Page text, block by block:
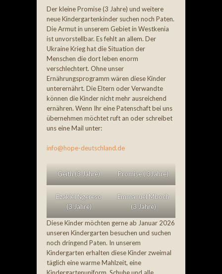
Der kleine Promise (3 Jahre) und weitere
neue Kindergartenkinder suchen noch Paten.
Die Armut in unserem Gebiet in Westkenia
ist unvorstellbar. Es fehlt an allem. Der
Ukraine Krieg hat die Situation der
Menschen die dort leben enorm
verschlechtert. Ohne unser
Ernährungsprogramm wären diese Kinder
unterernährt. Die Eltern oder Verwandte
können die Kinder nicht mehr ausreichend
ernähren. Wenn Ihr eine Patenschaft bei uns
übernehmen möchtet ruft an oder schreibet
uns eine Mail unter:
info@hope-deutschland.de
Geith (3 Jahre) Promise ( 3Jahre)
Ezakiel Ngereso
(3 Jahre)
Emmanuel Mboch
(3 Jahre)
Diese Kinder möchten gerne ab Januar 2026
unseren Kindergarten besuchen und suchen
noch dringend Paten. In unserem
Kindergarten erhalten diese Kinder zweimal
täglich eine warme Mahlzeit, eine